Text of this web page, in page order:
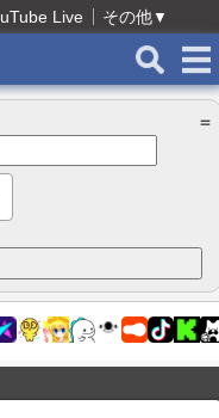
Live その他▼
＝